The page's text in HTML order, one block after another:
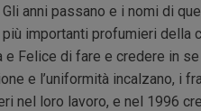
anni passano e i nomi di
importanti profumieri della
e Felice di fare e credere in
e l’uniformità incalzano, i
loro lavoro, e nel 1996